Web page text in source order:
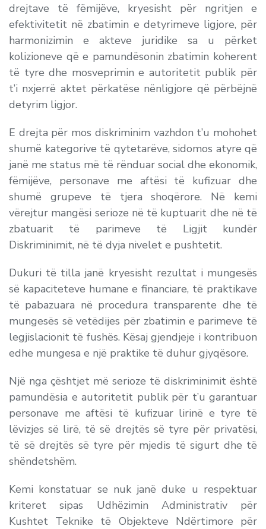
drejtave të fëmijëve, kryesisht për ngritjen e
efektivitetit në zbatimin e detyrimeve ligjore, për
harmonizimin e akteve juridike sa u përket
kolizioneve që e pamundësonin zbatimin koherent
të tyre dhe mosveprimin e autoritetit publik për
t’i nxjerrë aktet përkatëse nënligjore që përbëjnë
detyrim ligjor.
E drejta për mos diskriminim vazhdon t’u mohohet
shumë kategorive të qytetarëve, sidomos atyre që
janë me status më të rënduar social dhe ekonomik,
fëmijëve, personave me aftësi të kufizuar dhe
shumë grupeve të tjera shoqërore. Në kemi
vërejtur mangësi serioze në të kuptuarit dhe në të
zbatuarit të parimeve të Ligjit kundër
Diskriminimit, në të dyja nivelet e pushtetit.
Dukuri të tilla janë kryesisht rezultat i mungesës
së kapaciteteve humane e financiare, të praktikave
të pabazuara në procedura transparente dhe të
mungesës së vetëdijes për zbatimin e parimeve të
legjislacionit të fushës. Kësaj gjendjeje i kontribuon
edhe mungesa e një praktike të duhur gjyqësore.
Një nga çështjet më serioze të diskriminimit është
pamundësia e autoritetit publik për t’u garantuar
personave me aftësi të kufizuar lirinë e tyre të
lëvizjes së lirë, të së drejtës së tyre për privatësi,
të së drejtës së tyre për mjedis të sigurt dhe të
shëndetshëm.
Kemi konstatuar se nuk janë duke u respektuar
kriteret sipas Udhëzimin Administrativ për
Kushtet Teknike të Objekteve Ndërtimore për